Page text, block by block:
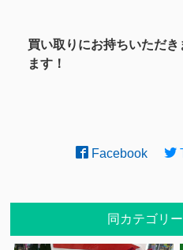
買い取りにお持ちいただ
ます！
Facebook
同カテゴリ